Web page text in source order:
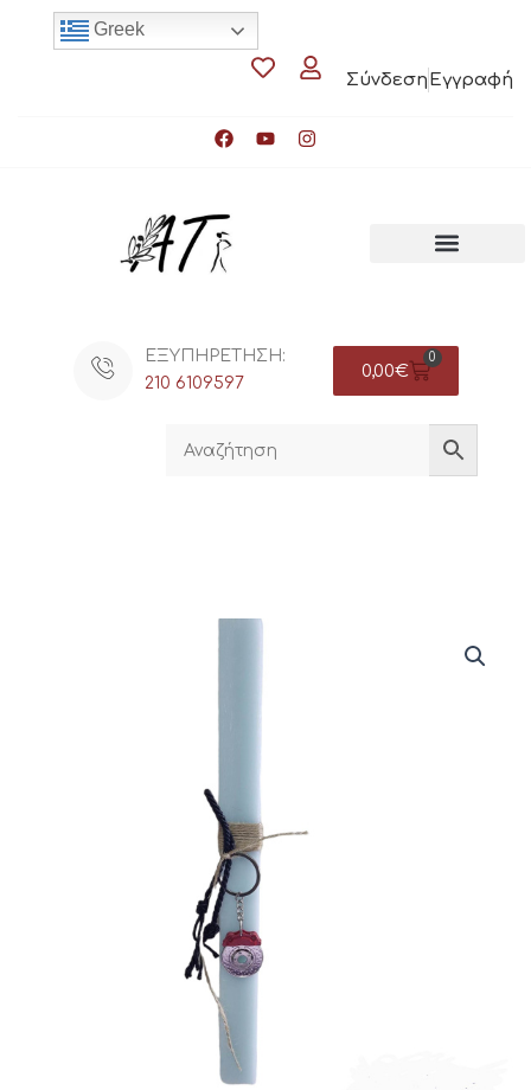
Σύνδεση Εγγραφή
Greek
ΕΞΥΠΗΡΕΤΗΣΗ:
210 6109597
0,00€
0